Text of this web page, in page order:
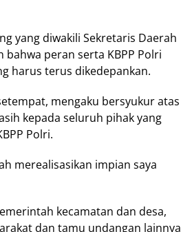
yang diwakili Sekretaris Daerah
bahwa peran serta KBPP Polri
harus terus dikedepankan.
mengaku bersyukur atas
kepada seluruh pihak yang
Polri.
merealisasikan impian saya
kecamatan dan desa,
dan tamu undangan lainnya